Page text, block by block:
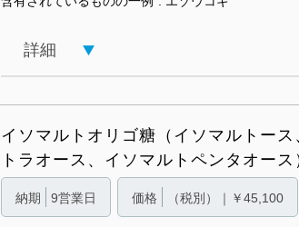
詳細
イソマルトオリゴ糖（イソマルトー
トラオース、イソマルトペンタオース
納期 9営業日 価格 （税別）｜￥45,100